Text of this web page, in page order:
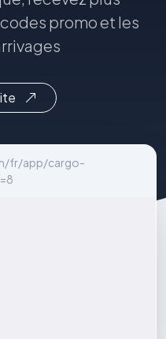
promo et les
fr/app/cargo-